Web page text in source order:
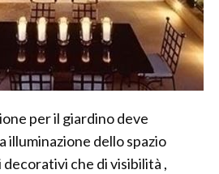
per il giardino deve
illuminazione dello spazio
che di visibilità ,